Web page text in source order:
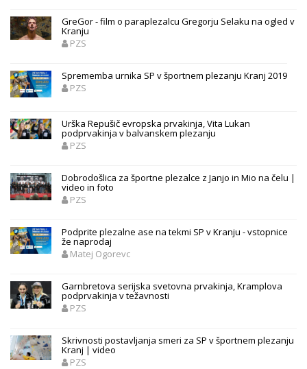
GreGor - film o paraplezalcu Gregorju Selaku na ogled v
Kranju
PZS
Sprememba urnika SP v športnem plezanju Kranj 2019
PZS
Urška Repušič evropska prvakinja, Vita Lukan
podprvakinja v balvanskem plezanju
PZS
Dobrodošlica za športne plezalce z Janjo in Mio na čelu |
video in foto
PZS
Podprite plezalne ase na tekmi SP v Kranju - vstopnice
že naprodaj
Matej Ogorevc
Garnbretova serijska svetovna prvakinja, Kramplova
podprvakinja v težavnosti
PZS
Skrivnosti postavljanja smeri za SP v športnem plezanju
Kranj | video
PZS